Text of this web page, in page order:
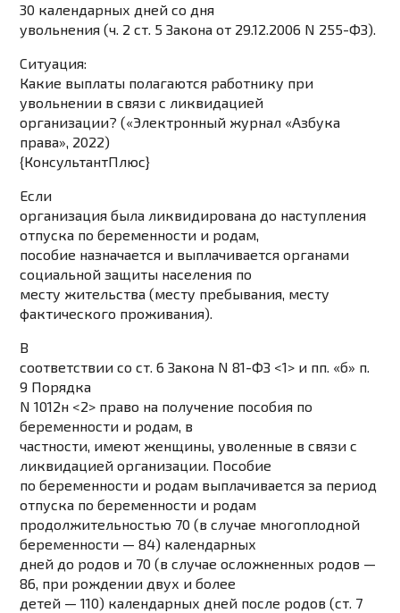
30 календарных дней со дня
увольнения (ч. 2 ст. 5 Закона от 29.12.2006 N 255-ФЗ).
Ситуация:
Какие выплаты полагаются работнику при
увольнении в связи с ликвидацией
организации? («Электронный журнал «Азбука
права», 2022)
{КонсультантПлюс}
Если
организация была ликвидирована до наступления
отпуска по беременности и родам,
пособие назначается и выплачивается органами
социальной защиты населения по
месту жительства (месту пребывания, месту
фактического проживания).
В
соответствии со ст. 6 Закона N 81-ФЗ <1> и пп. «б» п.
9 Порядка
N 1012н <2> право на получение пособия по
беременности и родам, в
частности, имеют женщины, уволенные в связи с
ликвидацией организации. Пособие
по беременности и родам выплачивается за период
отпуска по беременности и родам
продолжительностью 70 (в случае многоплодной
беременности — 84) календарных
дней до родов и 70 (в случае осложненных родов —
86, при рождении двух и более
детей — 110) календарных дней после родов (ст. 7